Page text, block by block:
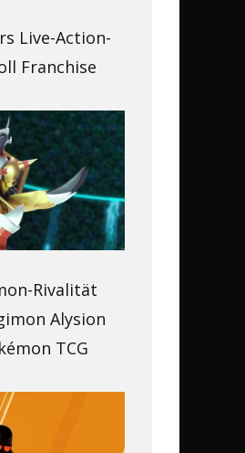
Live-Action-
Franchise
Rivalität
Alysion
TCG